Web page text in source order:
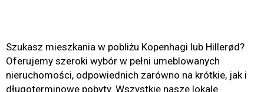
Szukasz mieszkania w pobliżu Kopenhagi lub Hillerød?
Oferujemy szeroki wybór w pełni umeblowanych
nieruchomości, odpowiednich zarówno na krótkie, jak i
długoterminowe pobyty. Wszystkie nasze lokale